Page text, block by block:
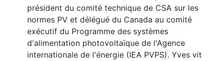
président du comité technique de CSA sur les
normes PV et délégué du Canada au comité
exécutif du Programme des systèmes
d'alimentation photovoltaïque de l'Agence
internationale de l'énergie (IEA PVPS). Yves vit